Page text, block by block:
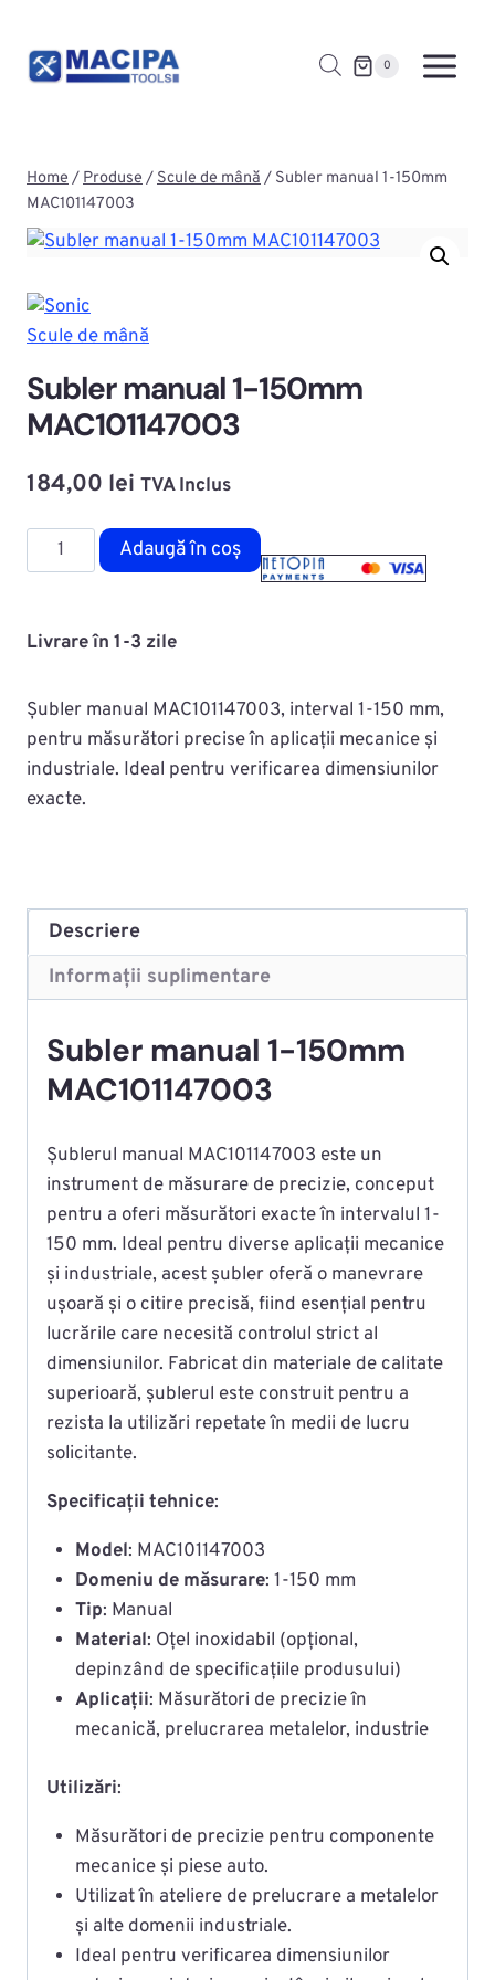
content
0
Home/Produse/Scule de mână/ Subler manual 1-150mm
MAC101147003
Scule de mână
Subler manual 1-150mm
MAC101147003
184,00 lei TVA Inclus
Cantitate
Subler
1-
Adaugă în coș
Livrare în 1-3 zile
Șubler manual MAC101147003, interval 1-150 mm,
pentru măsurători precise în aplicații mecanice și
industriale. Ideal pentru verificarea dimensiunilor
exacte.
Descriere
Informații suplimentare
Subler manual 1-150mm
MAC101147003
Șublerul manual MAC101147003 este un
instrument de măsurare de precizie, conceput
pentru a oferi măsurători exacte în intervalul 1-
150 mm. Ideal pentru diverse aplicații mecanice
și industriale, acest șubler oferă o manevrare
ușoară și o citire precisă, fiind esențial pentru
lucrările care necesită controlul strict al
dimensiunilor. Fabricat din materiale de calitate
superioară, șublerul este construit pentru a
rezista la utilizări repetate în medii de lucru
solicitante.
Specificații tehnice:
Model: MAC101147003
Domeniu de măsurare: 1-150 mm
Tip: Manual
Material: Oțel inoxidabil (opțional,
depinzând de specificațiile produsului)
Aplicații: Măsurători de precizie în
mecanică, prelucrarea metalelor, industrie
Utilizări:
Măsurători de precizie pentru componente
mecanice și piese auto.
Utilizat în ateliere de prelucrare a metalelor
și alte domenii industriale.
Ideal pentru verificarea dimensiunilor